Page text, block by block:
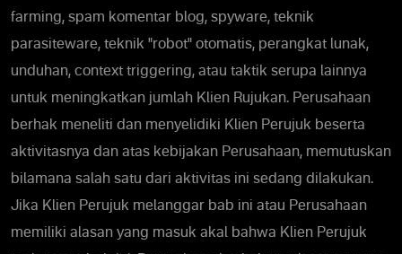
farming, spam komentar blog, spyware, teknik
parasiteware, teknik "robot" otomatis, perangkat lunak,
unduhan, context triggering, atau taktik serupa lainnya
untuk meningkatkan jumlah Klien Rujukan. Perusahaan
berhak meneliti dan menyelidiki Klien Perujuk beserta
aktivitasnya dan atas kebijakan Perusahaan, memutuskan
bilamana salah satu dari aktivitas ini sedang dilakukan.
Jika Klien Perujuk melanggar bab ini atau Perusahaan
memiliki alasan yang masuk akal bahwa Klien Perujuk